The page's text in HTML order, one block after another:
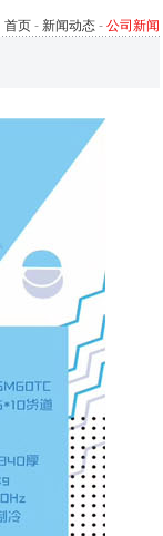
首页 - 新闻动态 - 公司新闻